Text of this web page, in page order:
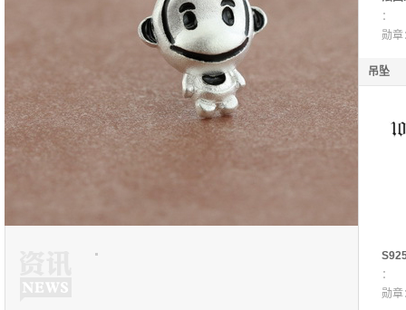
美
饰套
：
勋章
吊坠
匙
坠
：
勋章